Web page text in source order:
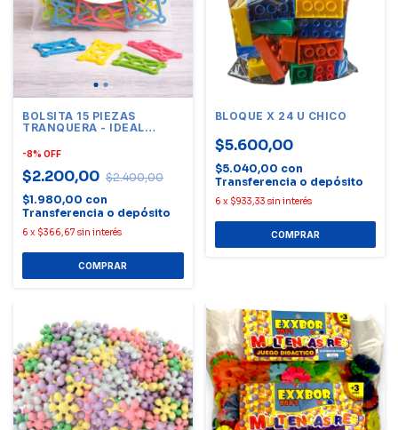
BOLSITA 15 PIEZAS
TRANQUERA - IDEAL
-8% OFF
$2.200,00 $2.400,00
$1.980,00 con
Transferencia o depósito
6 x $366,67 sin interés
BLOQUE X 24 U CHICO
$5.600,00
$5.040,00 con
Transferencia o depósito
6 x $933,33 sin interés